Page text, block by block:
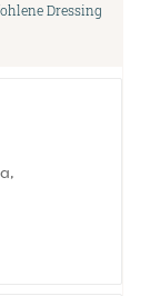
Dressing